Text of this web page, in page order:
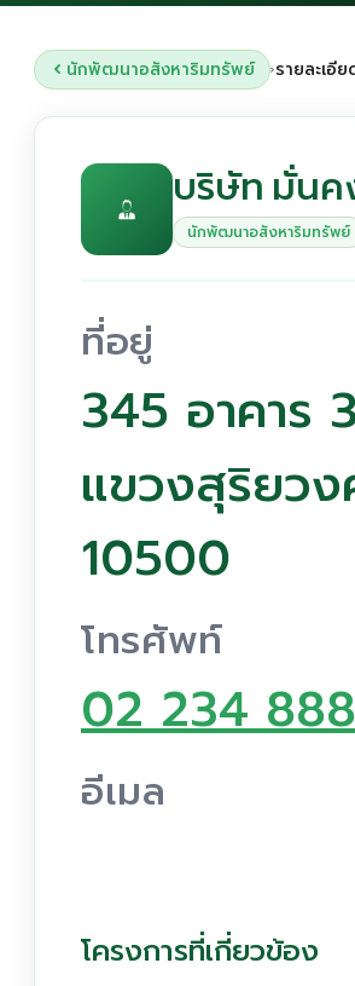
นักพัฒนาอสังหาริมทรัพย์ ›รายละเอี
บริษัท มั่นค
นักพัฒนาอสังหาริมทรัพย์
ที่อยู่
345 อาคาร
แขวงสุริยว
10500
โทรศัพท์
02 234
อีเมล
โครงการที่เกี่ยวข้อง